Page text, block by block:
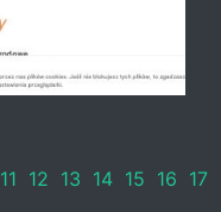
11 12 13 14 15 16 17